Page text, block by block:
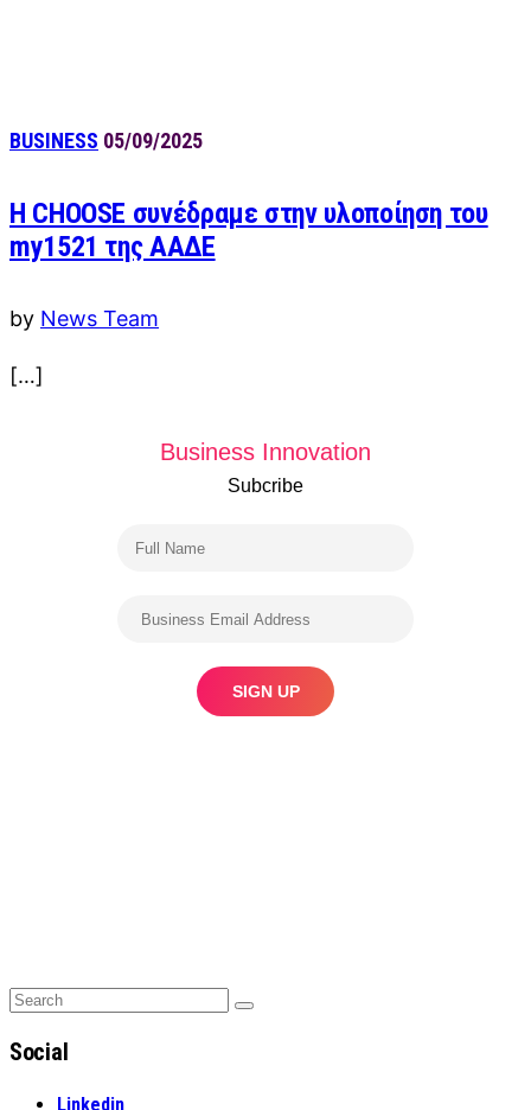
BUSINESS 05/09/2025
Η CHOOSE συνέδραμε στην υλοποίηση του
my1521 της ΑΑΔΕ
by News Team
[…]
Business Innovation
Subcribe
Search
Search
Social
Linkedin